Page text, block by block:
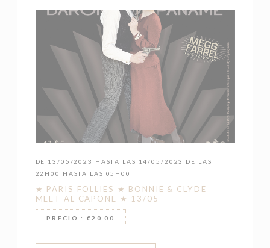
DE 13/05/2023 HASTA LAS 14/05/2023 DE LAS
22H00 HASTA LAS 05H00
★ PARIS FOLLIES ★ BONNIE & CLYDE
MEET AL CAPONE ★ 13/05
PRECIO : €20.00